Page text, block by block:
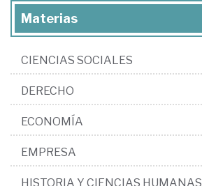
Materias
CIENCIAS SOCIALES
DERECHO
ECONOMÍA
EMPRESA
HISTORIA Y CIENCIAS HUMANAS